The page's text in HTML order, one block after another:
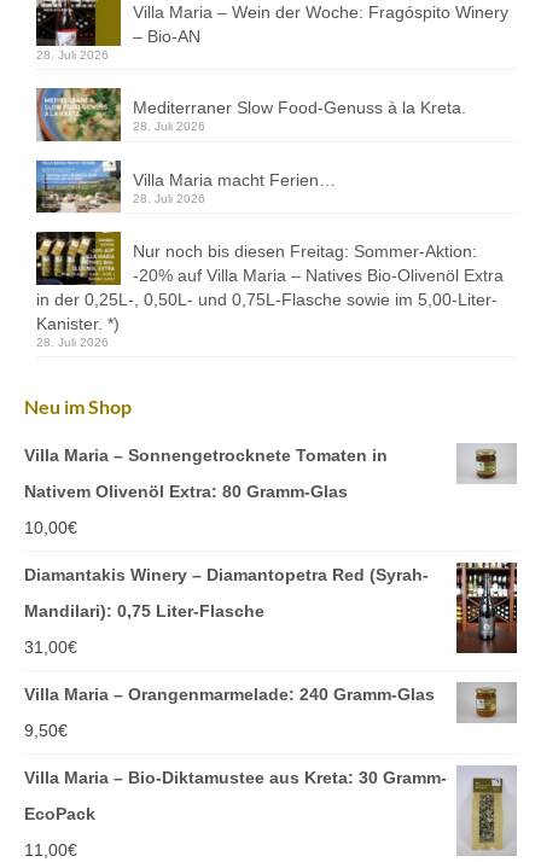
Kontakt
Datenschutz
Impressum
Villa Maria – Wein der Woche: Fragóspito Winery
– Bio-AN
28. Juli 2026
Mediterraner Slow Food-Genuss à la Kreta.
28. Juli 2026
Villa Maria macht Ferien…
28. Juli 2026
Nur noch bis diesen Freitag: Sommer-Aktion:
-20% auf Villa Maria – Natives Bio-Olivenöl Extra
in der 0,25L-, 0,50L- und 0,75L-Flasche sowie im 5,00-Liter-
Kanister. *)
28. Juli 2026
Neu im Shop
Villa Maria – Sonnengetrocknete Tomaten in
Nativem Olivenöl Extra: 80 Gramm-Glas
10,00€
Diamantakis Winery – Diamantopetra Red (Syrah-
Mandilari): 0,75 Liter-Flasche
31,00€
Villa Maria – Orangenmarmelade: 240 Gramm-Glas
9,50€
Villa Maria – Bio-Diktamustee aus Kreta: 30 Gramm-
EcoPack
11,00€